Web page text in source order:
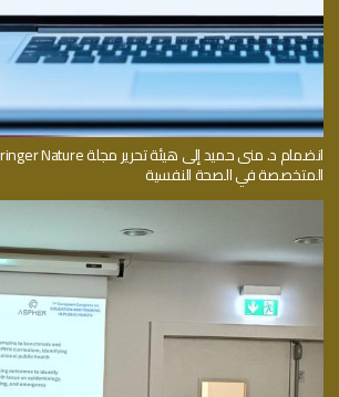
المتخصصة في الصحة النفسية